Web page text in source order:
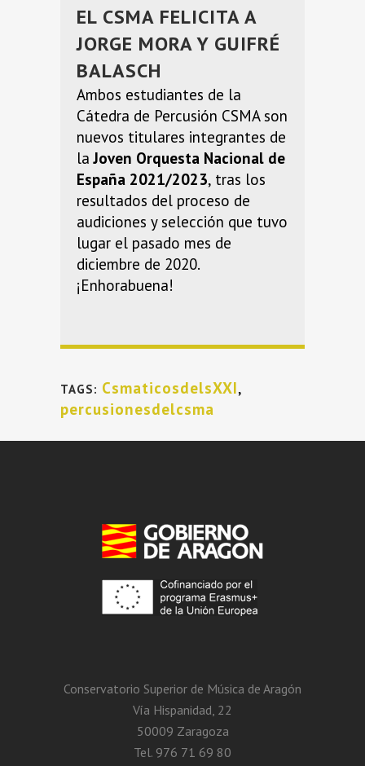
EL CSMA FELICITA A
JORGE MORA Y GUIFRÉ
BALASCH
Ambos estudiantes de la
Cátedra de Percusión CSMA son
nuevos titulares integrantes de
laJoven Orquesta Nacional de
España 2021/2023, tras los
resultados del proceso de
audiciones y selección que tuvo
lugar el pasado mes de
diciembre de 2020.
¡Enhorabuena!
TAGS: CsmaticosdelsXXI,
percusionesdelcsma
Conservatorio Superior de Música de Aragón
Vía Hispanidad, 22
50009 Zaragoza
Tel. 976 71 69 80